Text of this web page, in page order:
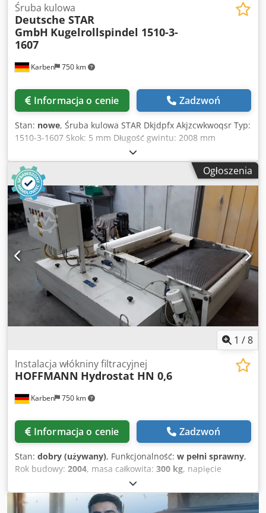
Karben 750 km
Śruba kulowa
Deutsche STAR
GmbH Kugelrollspindel 1510-3-
1607
Informacja o cenie Zadzwoń
Stan: nowe, Śruba kulowa STAR Dkjdpfx Akjzcwkwoqsr Typ:
1510-3-1607 Skok: 5 mm Długość gwintu: 2008 mm
Całkowita długość śruby: 2100 mm Średnica gwintu: 31 mm
4 sztuki na magazynie
Ogłoszenia
1 /8
Karben 750 km
Instalacja włókniny filtracyjnej
HOFFMANN Hydrostat HN 0,6
Informacja o cenie Zadzwoń
Stan: dobry (używany), Funkcjonalność: w pełni sprawny,
Rok budowy: 2004, masa całkowita: 300 kg, napięcie
, częstotliwość wejściowa:
HOFFMANN INSTALACJA Z WŁÓKNINĄ FILTRACYJNĄ Z
BĘBNEM TYP: HYDROSTAT HN0,6 NR MASZYNY: 0405364